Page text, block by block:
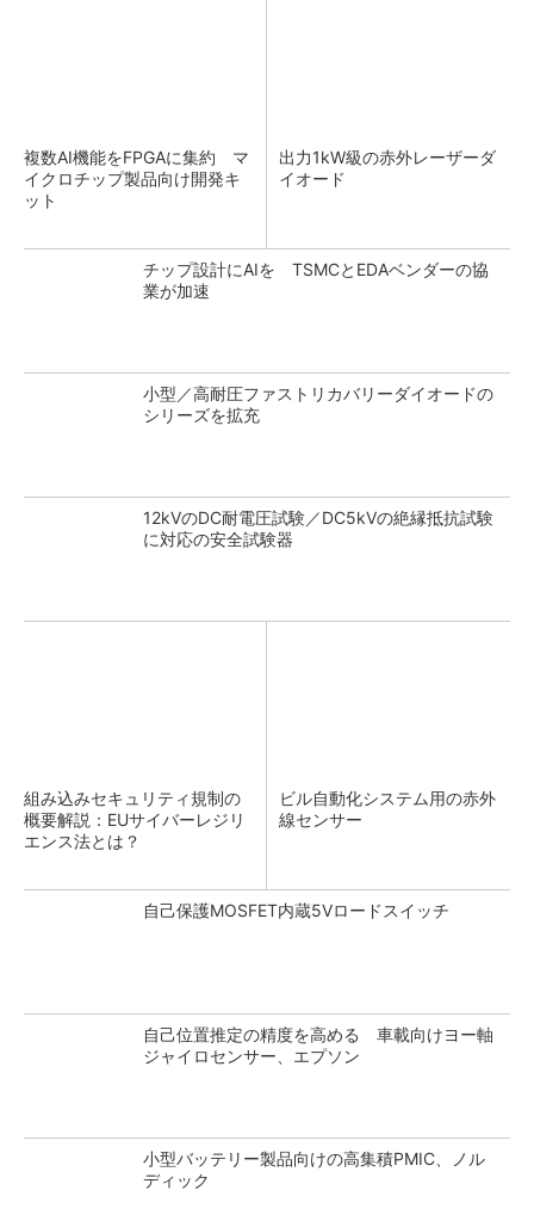
複数AI機能をFPGAに集約 マ
イクロチップ製品向け開発キ
ット
出力1kW級の赤外レーザーダ
イオード
チップ設計にAIを TSMCとEDAベンダーの協
業が加速
小型／高耐圧ファストリカバリーダイオードの
シリーズを拡充
12kVのDC耐電圧試験／DC5kVの絶縁抵抗試験
に対応の安全試験器
組み込みセキュリティ規制の
概要解説：EUサイバーレジリ
エンス法とは？
ビル自動化システム用の赤外
線センサー
自己保護MOSFET内蔵5Vロードスイッチ
自己位置推定の精度を高める 車載向けヨー軸
ジャイロセンサー、エプソン
小型バッテリー製品向けの高集積PMIC、ノル
ディック